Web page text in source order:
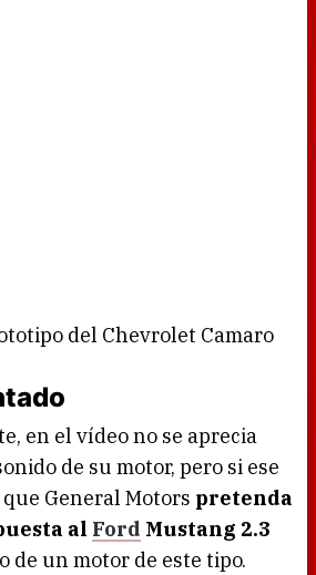
en el vídeo no se aprecia
de su motor, pero si ese
que General Motors pretenda
al Ford Mustang 2.3
de un motor de este tipo.